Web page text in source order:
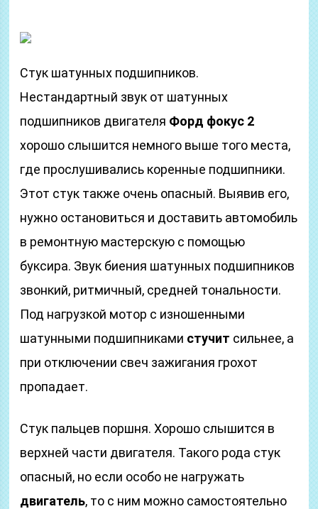
Стук шатунных подшипников.
Нестандартный звук от шатунных
подшипников двигателя Форд фокус 2
хорошо слышится немного выше того места,
где прослушивались коренные подшипники.
Этот стук также очень опасный. Выявив его,
нужно остановиться и доставить автомобиль
в ремонтную мастерскую с помощью
буксира. Звук биения шатунных подшипников
звонкий, ритмичный, средней тональности.
Под нагрузкой мотор с изношенными
шатунными подшипниками стучит сильнее, а
при отключении свеч зажигания грохот
пропадает.
Стук пальцев поршня. Хорошо слышится в
верхней части двигателя. Такого рода стук
опасный, но если особо не нагружать
двигатель, то с ним можно самостоятельно